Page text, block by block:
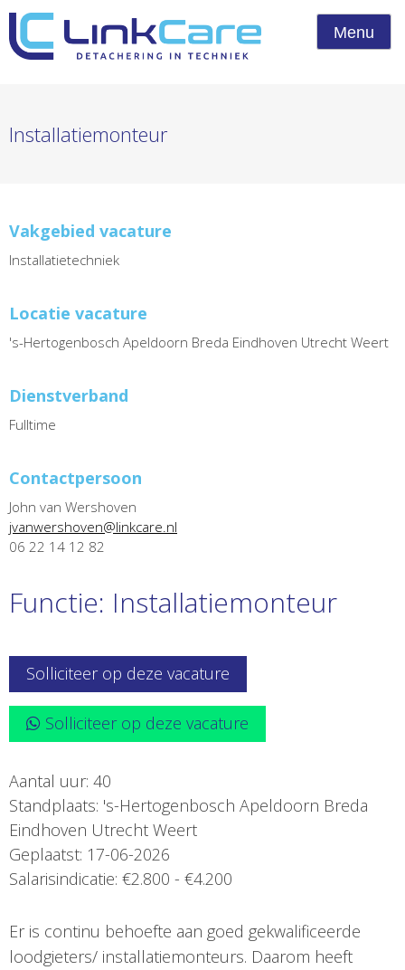
Menu
Installatiemonteur
Vakgebied vacature
Installatietechniek
Locatie vacature
's-Hertogenbosch Apeldoorn Breda Eindhoven Utrecht Weert
Dienstverband
Fulltime
Contactpersoon
John van Wershoven
jvanwershoven@linkcare.nl
06 22 14 12 82
Functie: Installatiemonteur
Solliciteer op deze vacature
Solliciteer op deze vacature
Aantal uur: 40
Standplaats: 's-Hertogenbosch Apeldoorn Breda
Eindhoven Utrecht Weert
Geplaatst: 17-06-2026
Salarisindicatie: €2.800 - €4.200
Er is continu behoefte aan goed gekwalificeerde
loodgieters/ installatiemonteurs. Daarom heeft